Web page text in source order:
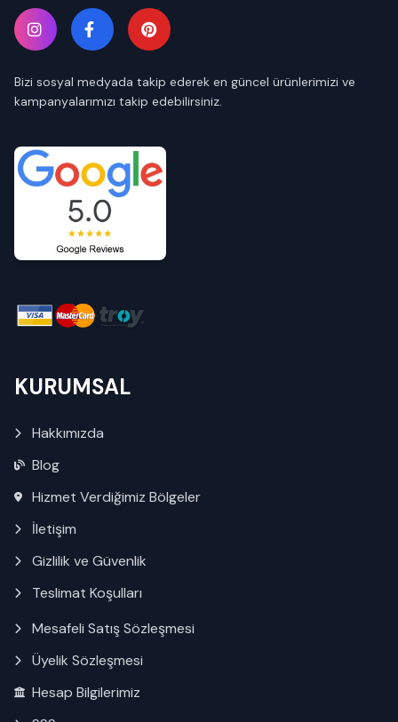
Bizi sosyal medyada takip ederek en güncel ürünlerimizi ve
kampanyalarımızı takip edebilirsiniz.
KURUMSAL
Hakkımızda
Blog
Hizmet Verdiğimiz Bölgeler
İletişim
Gizlilik ve Güvenlik
Teslimat Koşulları
Mesafeli Satış Sözleşmesi
Üyelik Sözleşmesi
Hesap Bilgilerimiz